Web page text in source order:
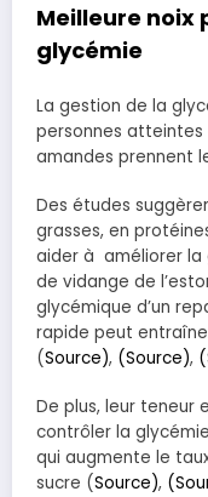
Meilleure noix
glycémie
La gestion de la
personnes
amandes prennent
Des études
grasses, en
aider à améliorer la
de vidange de
glycémique d’un
rapide peut
(Source), (Source),
De plus, leur teneur
contrôler la
qui augmente le
sucre (Source),